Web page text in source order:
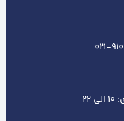
021-